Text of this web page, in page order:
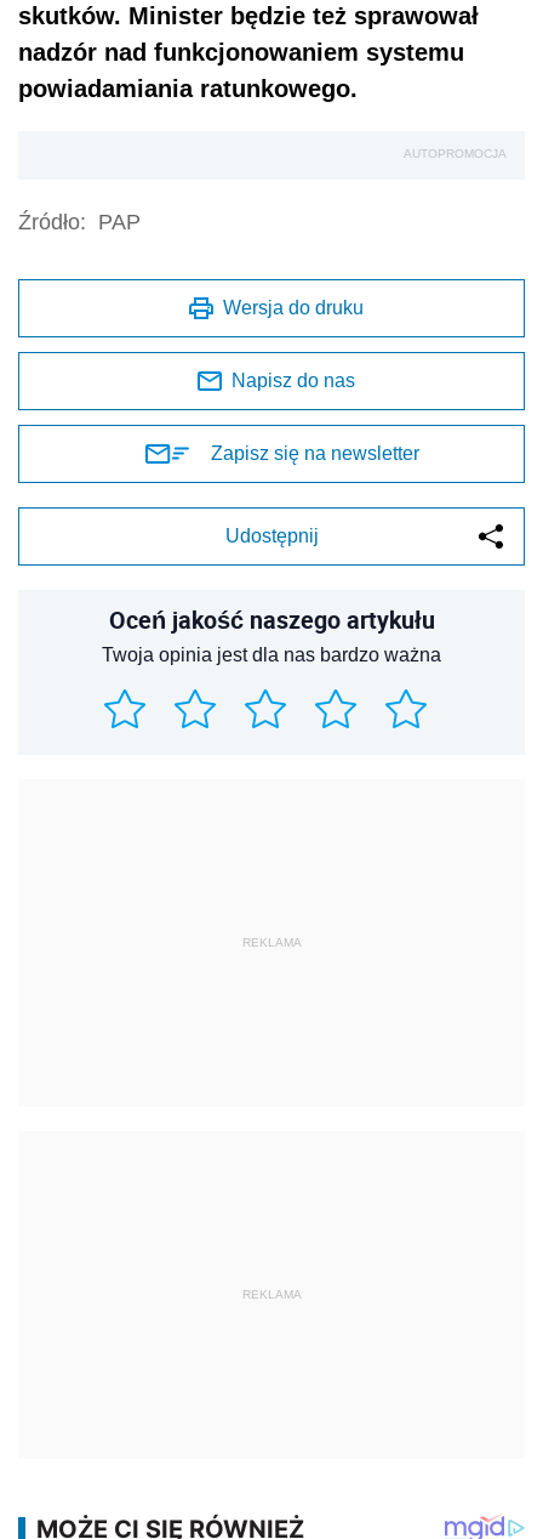
skutków. Minister będzie też sprawował
nadzór nad funkcjonowaniem systemu
powiadamiania ratunkowego.
AUTOPROMOCJA
Źródło: PAP
Wersja do druku
Napisz do nas
Zapisz się na newsletter
Udostępnij
Oceń jakość naszego artykułu
Twoja opinia jest dla nas bardzo ważna
REKLAMA
REKLAMA